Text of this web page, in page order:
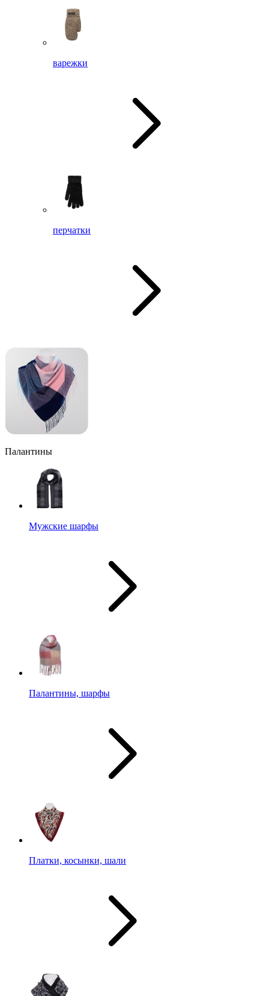
варежки
перчатки
Палантины
Мужские шарфы
Палантины, шарфы
Платки, косынки, шали